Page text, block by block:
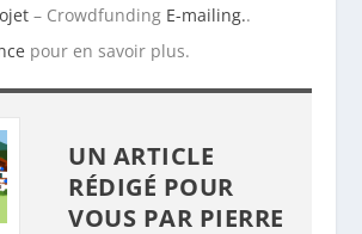
– Crowdfunding E-mailing..
pour en savoir plus.
UN ARTICLE
RÉDIGÉ POUR
VOUS PAR PIERRE